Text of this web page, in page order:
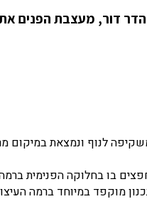
דור, מעצבת הפנים
לנוף ונמצאת במיקום
בו בחלוקה הפנימית
מוקפד במיוחד ברמה